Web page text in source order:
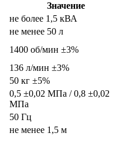
Значение
не более 1,5 кВА
не менее 50 л
1400 об/мин ±3%
136 л/мин ±3%
50 кг ±5%
0,5 ±0,02 МПа / 0,8 ±0,02
МПа
50 Гц
не менее 1,5 м